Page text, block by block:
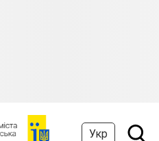
Укр